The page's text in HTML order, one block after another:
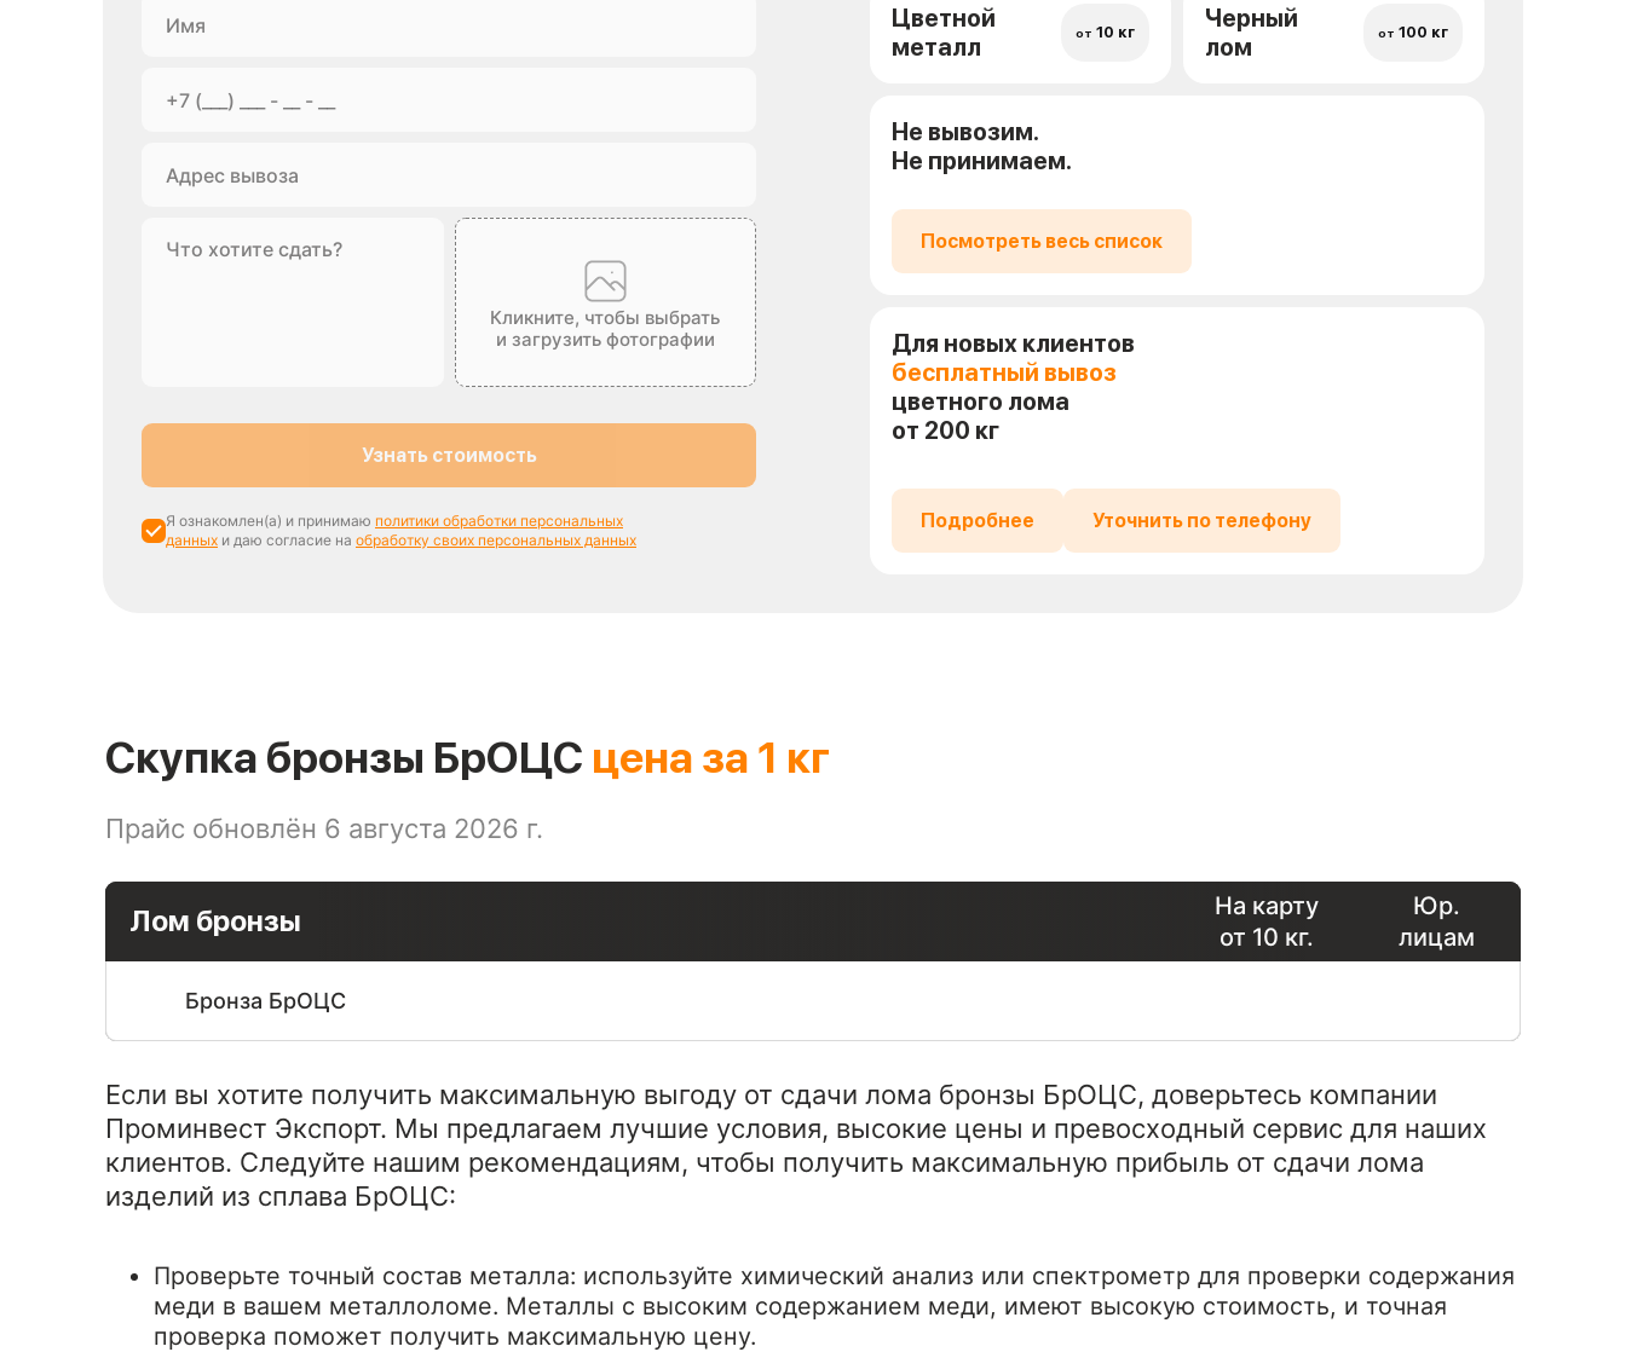
Кликните, чтобы выбрать
и загрузить фотографии
Узнать стоимость
Я ознакомлен(а) и принимаю политики обработки персональных
данных и даю согласие на обработку своих персональных данных
Цветной
металл
от 10 кг
Черный
лом
от 100 кг
Не вывозим.
Не принимаем.
Посмотреть весь список
Для новых клиентов
бесплатный вывоз
цветного лома
от 200 кг
Подробнее Уточнить по телефону
Скупка бронзы БрОЦС цена за 1 кг
Прайс обновлён 6 августа 2026 г.
Лом бронзы
На карту
от 10 кг.
Юр.
лицам
Бронза БрОЦС
Если вы хотите получить максимальную выгоду от сдачи лома бронзы БрОЦС, доверьтесь компании
Проминвест Экспорт. Мы предлагаем лучшие условия, высокие цены и превосходный сервис для наших
клиентов. Следуйте нашим рекомендациям, чтобы получить максимальную прибыль от сдачи лома
изделий из сплава БрОЦС:
Проверьте точный состав металла: используйте химический анализ или спектрометр для проверки содержания
меди в вашем металлоломе. Металлы с высоким содержанием меди, имеют высокую стоимость, и точная
проверка поможет получить максимальную цену.